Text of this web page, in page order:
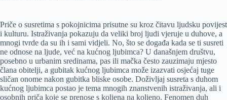
Priče o susretima s pokojnicima prisutne su kroz čitavu ljudsku povijest
i kulturu. Istraživanja pokazuju da veliki broj ljudi vjeruje u duhove, a
mnogi tvrde da su ih i sami vidjeli. No, što se događa kada se ti susreti
ne odnose na ljude, već na kućnog ljubimca? U današnjem društvu,
posebno u urbanim sredinama, pas ili mačka često zauzimaju mjesto
člana obitelji, a gubitak kućnog ljubimca može izazvati osjećaj tuge
sličan onome nakon gubitka bliske osobe. Doživljaj susreta s duhom
kućnog ljubimca postao je tema mnogih znanstvenih istraživanja, ali i
osobnih priča koje se prenose s koljena na koljeno. Fenomen duh